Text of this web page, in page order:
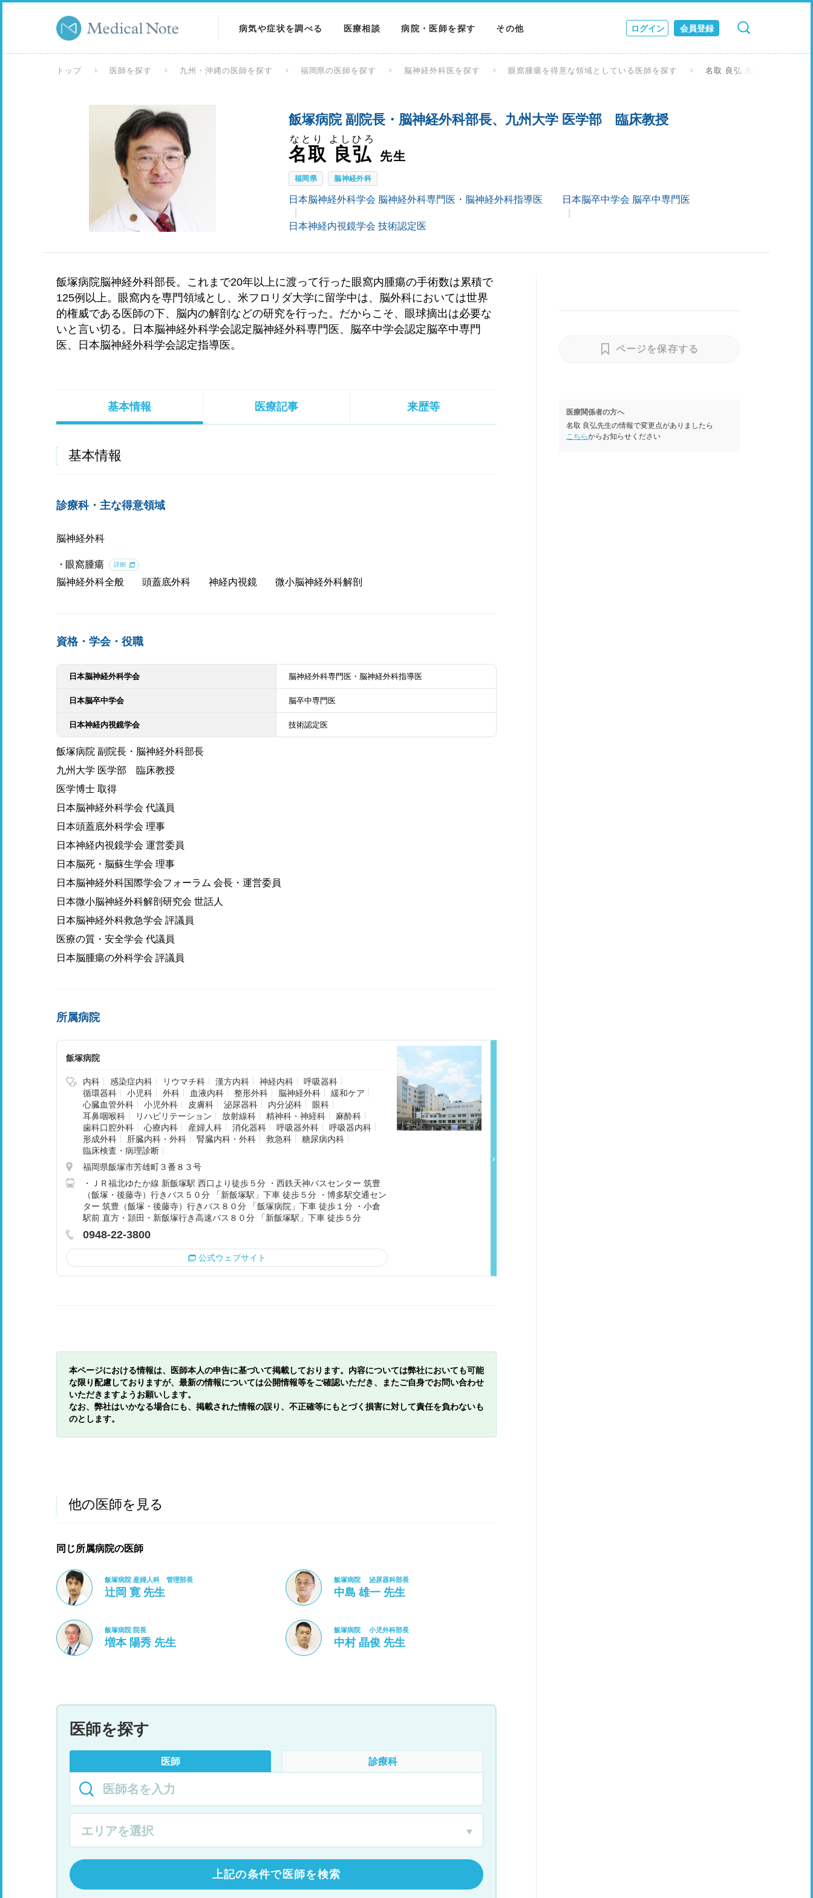
病気や症状を調べる
検査を調べる
医療相談 病院・医師を探す その他 ログイン 会員登録
検索 キャンセル
トップ 医師を探す 九州・沖縄の医師を探す 福岡県の医師を探す 脳神経外科医を探す 眼窩腫瘍を得意な領域としている医師を探す 名取 良弘 先生
飯塚病院 副院長・脳神経外科部長、九州大学 医学部 臨床教授
名取 良弘
なとり よしひろ
先生
福岡県 脳神経外科
日本脳神経外科学会 脳神経外科専門医・脳神経外科指導医 日本脳卒中学会 脳卒中専門医
日本神経内視鏡学会 技術認定医
飯塚病院脳神経外科部長。これまで20年以上に渡って行った眼窩内腫瘍の手術数は累積で
125例以上。眼窩内を専門領域とし、米フロリダ大学に留学中は、脳外科においては世界
的権威である医師の下、脳内の解剖などの研究を行った。だからこそ、眼球摘出は必要な
いと言い切る。日本脳神経外科学会認定脳神経外科専門医、脳卒中学会認定脳卒中専門
医、日本脳神経外科学会認定指導医。
基本情報 医療記事 来歴等
基本情報
診療科・主な得意領域
脳神経外科
眼窩腫瘍 詳細
脳神経外科全般 頭蓋底外科 神経内視鏡 微小脳神経外科解剖
資格・学会・役職
日本脳神経外科学会 脳神経外科専門医・脳神経外科指導医
日本脳卒中学会 脳卒中専門医
日本神経内視鏡学会 技術認定医
飯塚病院 副院長・脳神経外科部長
九州大学 医学部 臨床教授
医学博士 取得
日本脳神経外科学会 代議員
日本頭蓋底外科学会 理事
日本神経内視鏡学会 運営委員
日本脳死・脳蘇生学会 理事
日本脳神経外科国際学会フォーラム 会長・運営委員
日本微小脳神経外科解剖研究会 世話人
日本脳神経外科救急学会 評議員
医療の質・安全学会 代議員
日本脳腫瘍の外科学会 評議員
所属病院
飯塚病院
内科 感染症内科 リウマチ科 漢方内科 神経内科
呼吸器科
循環器科
小児科 外科 血液内科 整形外科 脳神経外科
緩和ケア
心臓血管外科
小児外科 皮膚科 泌尿器科 内分泌科
眼科
耳鼻咽喉科
リハビリテーション 放射線科 精神科・神経科
麻酔科
歯科口腔外科
心療内科 産婦人科 消化器科 呼吸器外科
呼吸器内科
形成外科
肝臓内科・外科 腎臓内科・外科 救急科
糖尿病内科
臨床検査・病理診断
福岡県飯塚市芳雄町３番８３号
・ＪＲ福北ゆたか線 新飯塚駅 西口より徒歩５分 ・西鉄天神バスセンター 筑豊
（飯塚・後藤寺）行きバス５０分 「新飯塚駅」下車 徒歩５分 ・博多駅交通セン
ター 筑豊（飯塚・後藤寺）行きバス８０分 「飯塚病院」下車 徒歩１分 ・小倉
駅前 直方・頴田・新飯塚行き高速バス８０分 「新飯塚駅」下車 徒歩５分
0948-22-3800
公式ウェブサイト
本ページにおける情報は、医師本人の申告に基づいて掲載しております。内容については弊社においても可能
な限り配慮しておりますが、最新の情報については公開情報等をご確認いただき、またご自身でお問い合わせ
いただきますようお願いします。
なお、弊社はいかなる場合にも、掲載された情報の誤り、不正確等にもとづく損害に対して責任を負わないも
のとします。
他の医師を見る
同じ所属病院の医師
飯塚病院 産婦人科 管理部長
辻岡 寛 先生
飯塚病院 泌尿器科部長
中島 雄一 先生
飯塚病院 院長
増本 陽秀 先生
飯塚病院 小児外科部長
中村 晶俊 先生
医師を探す
医師 診療科
上記の条件で医師を検索
ページを保存する
医療関係者の方へ
名取 良弘先生の情報で変更点がありましたら
こちらからお知らせください